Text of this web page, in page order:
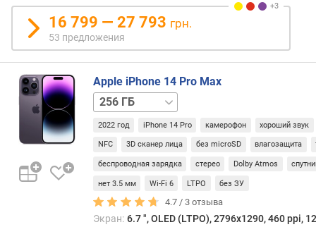
п
р
о
ц
е
с
с
о
а
Г
Г
16 799 — 27 793 грн.
53 предложения
Apple iPhone 14 Pro Max
128 ГБ512 ГБ 1 ТБ
2022 год iPhone 14 Pro камерофон хороший звук
NFC 3D сканер лица без microSD влагозащита
беспроводная зарядка стерео Dolby Atmos
нет 3.5 мм Wi-Fi 6 LTPO без ЗУ
4.7 /3 отзыва
Экран: 6.7 ", OLED (LTPO), 2796х1290, 460 ppi,